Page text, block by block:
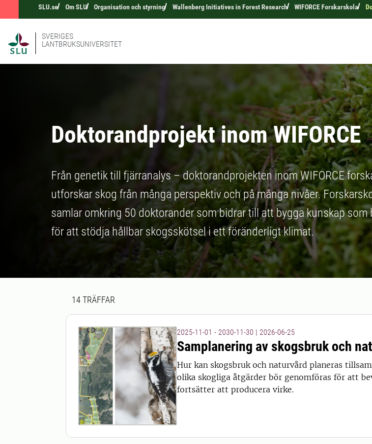
SLU.se Om SLU Organisation och styrning Wallenberg Initiatives in Forest Research WIFORCE Forskarskola
SVERIGES
LANTBRUKSUNIVERSITET
Doktorandprojekt inom WIFORCE
Från genetik till fjärranalys – doktorandprojekten inom WIFORCE
utforskar skog från många perspektiv och på många nivåer.
samlar omkring 50 doktorander som bidrar till att bygga kunskap som
för att stödja hållbar skogsskötsel i ett föränderligt klimat.
Sökresultat
14TRÄFFAR
2025-11-01 - 2030-11-30 | 2026-06-25
Samplanering av skogsbruk och
Hur kan skogsbruk och naturvård planeras
olika skogliga åtgärder bör genomföras för att
fortsätter att producera virke.